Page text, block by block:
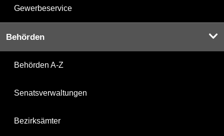
Gewerbeservice
Behörden
Behörden A-Z
Senatsverwaltungen
Bezirksämter